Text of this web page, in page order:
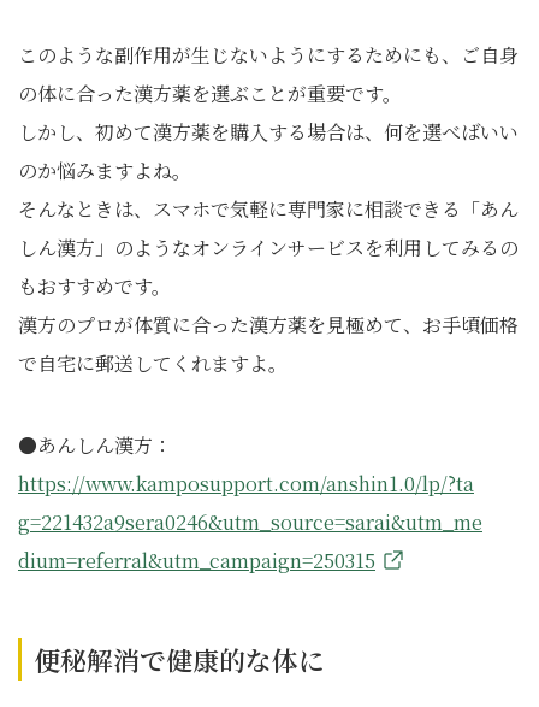
このような副作用が生じないようにするためにも、ご自身
の体に合った漢方薬を選ぶことが重要です。
しかし、初めて漢方薬を購入する場合は、何を選べばいい
のか悩みますよね。
そんなときは、スマホで気軽に専門家に相談できる「あん
しん漢方」のようなオンラインサービスを利用してみるの
もおすすめです。
漢方のプロが体質に合った漢方薬を見極めて、お手頃価格
で自宅に郵送してくれますよ。
●あんしん漢方：
https://www.kamposupport.com/anshin1.0/lp/?ta
g=221432a9sera0246&utm_source=sarai&utm_me
dium=referral&utm_campaign=250315
便秘解消で健康的な体に